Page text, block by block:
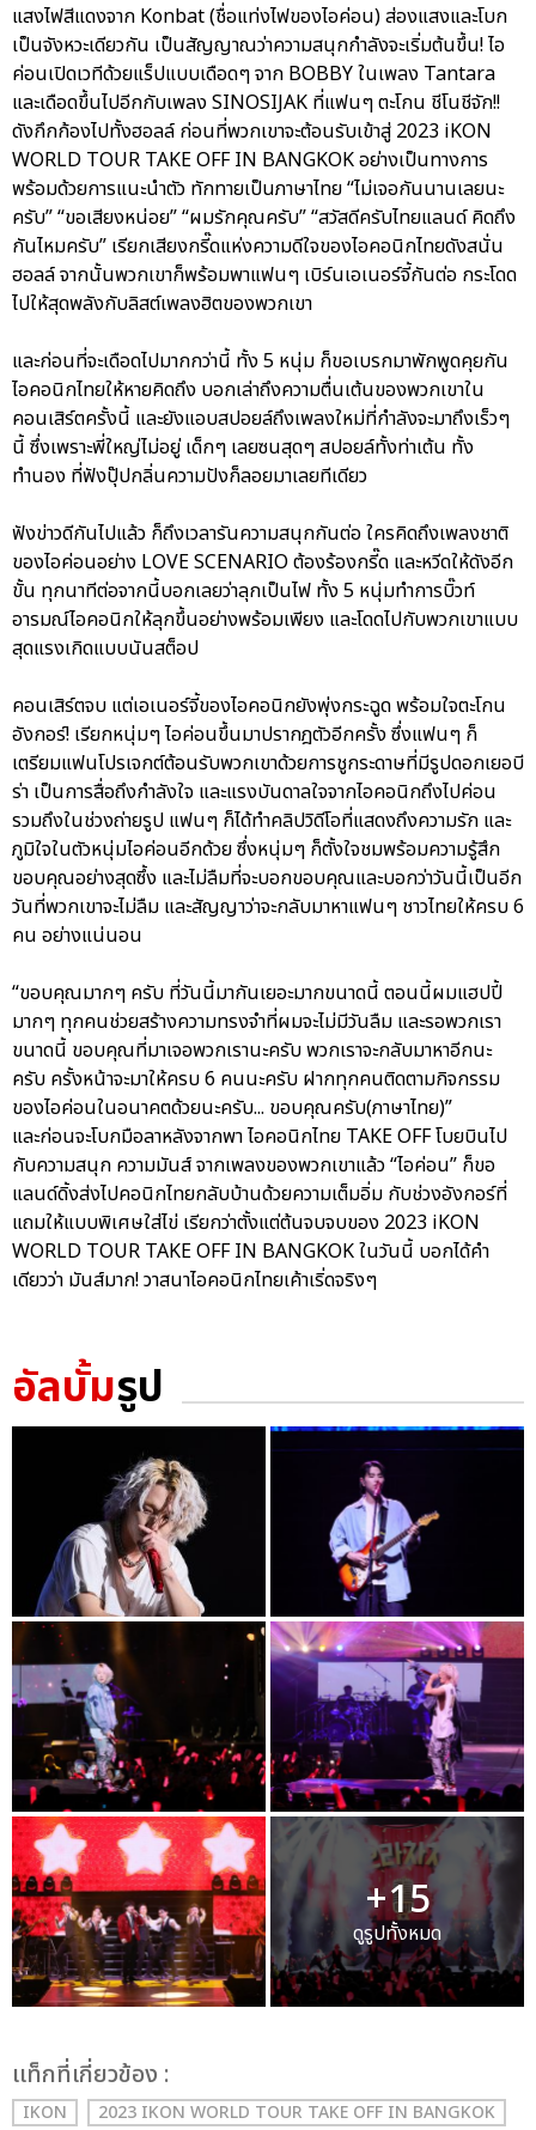
แสงไฟสีแดงจาก Konbat (ชื่อแท่งไฟของไอค่อน) ส่องแสงและโบก
เป็นจังหวะเดียวกัน เป็นสัญญาณว่าความสนุกกำลังจะเริ่มต้นขึ้น! ไอ
ค่อนเปิดเวทีด้วยแร็ปแบบเดือดๆ จาก BOBBY ในเพลง Tantara
และเดือดขึ้นไปอีกกับเพลง SINOSIJAK ที่แฟนๆ ตะโกน ชีโนชีจัก!!
ดังกึกก้องไปทั้งฮอลล์ ก่อนที่พวกเขาจะต้อนรับเข้าสู่ 2023 iKON
WORLD TOUR TAKE OFF IN BANGKOK อย่างเป็นทางการ
พร้อมด้วยการแนะนำตัว ทักทายเป็นภาษาไทย “ไม่เจอกันนานเลยนะ
ครับ” “ขอเสียงหน่อย” “ผมรักคุณครับ” “สวัสดีครับไทยแลนด์ คิดถึง
กันไหมครับ” เรียกเสียงกรี๊ดแห่งความดีใจของไอคอนิกไทยดังสนั่น
ฮอลล์ จากนั้นพวกเขาก็พร้อมพาแฟนๆ เบิร์นเอเนอร์จี้กันต่อ กระโดด
ไปให้สุดพลังกับลิสต์เพลงฮิตของพวกเขา
และก่อนที่จะเดือดไปมากกว่านี้ ทั้ง 5 หนุ่ม ก็ขอเบรกมาพักพูดคุยกัน
ไอคอนิกไทยให้หายคิดถึง บอกเล่าถึงความตื่นเต้นของพวกเขาใน
คอนเสิร์ตครั้งนี้ และยังแอบสปอยล์ถึงเพลงใหม่ที่กำลังจะมาถึงเร็วๆ
นี้ ซึ่งเพราะพี่ใหญ่ไม่อยู่ เด็กๆ เลยซนสุดๆ สปอยล์ทั้งท่าเต้น ทั้ง
ทำนอง ที่ฟังปุ๊ปกลิ่นความปังก็ลอยมาเลยทีเดียว
ฟังข่าวดีกันไปแล้ว ก็ถึงเวลารันความสนุกกันต่อ ใครคิดถึงเพลงชาติ
ของไอค่อนอย่าง LOVE SCENARIO ต้องร้องกรี๊ด และหวีดให้ดังอีก
ขั้น ทุกนาทีต่อจากนี้บอกเลยว่าลุกเป็นไฟ ทั้ง 5 หนุ่มทำการบิ๊วท์
อารมณ์ไอคอนิกให้ลุกขึ้นอย่างพร้อมเพียง และโดดไปกับพวกเขาแบบ
สุดแรงเกิดแบบนันสต็อป
คอนเสิร์ตจบ แต่เอเนอร์จี้ของไอคอนิกยังพุ่งกระฉูด พร้อมใจตะโกน
อังกอร์! เรียกหนุ่มๆ ไอค่อนขึ้นมาปรากฎตัวอีกครั้ง ซึ่งแฟนๆ ก็
เตรียมแฟนโปรเจกต์ต้อนรับพวกเขาด้วยการชูกระดาษที่มีรูปดอกเยอบี
ร่า เป็นการสื่อถึงกำลังใจ และแรงบันดาลใจจากไอคอนิกถึงไปค่อน
รวมถึงในช่วงถ่ายรูป แฟนๆ ก็ได้ทำคลิปวิดีโอที่แสดงถึงความรัก และ
ภูมิใจในตัวหนุ่มไอค่อนอีกด้วย ซึ่งหนุ่มๆ ก็ตั้งใจชมพร้อมความรู้สึก
ขอบคุณอย่างสุดซึ้ง และไม่ลืมที่จะบอกขอบคุณและบอกว่าวันนี้เป็นอีก
วันที่พวกเขาจะไม่ลืม และสัญญาว่าจะกลับมาหาแฟนๆ ชาวไทยให้ครบ 6
คน อย่างแน่นอน
“ขอบคุณมากๆ ครับ ที่วันนี้มากันเยอะมากขนาดนี้ ตอนนี้ผมแฮปปี้
มากๆ ทุกคนช่วยสร้างความทรงจำที่ผมจะไม่มีวันลืม และรอพวกเรา
ขนาดนี้ ขอบคุณที่มาเจอพวกเรานะครับ พวกเราจะกลับมาหาอีกนะ
ครับ ครั้งหน้าจะมาให้ครบ 6 คนนะครับ ฝากทุกคนติดตามกิจกรรม
ของไอค่อนในอนาคตด้วยนะครับ... ขอบคุณครับ(ภาษาไทย)”
และก่อนจะโบกมือลาหลังจากพา ไอคอนิกไทย TAKE OFF โบยบินไป
กับความสนุก ความมันส์ จากเพลงของพวกเขาแล้ว “ไอค่อน” ก็ขอ
แลนด์ดิ้งส่งไปคอนิกไทยกลับบ้านด้วยความเต็มอิ่ม กับช่วงอังกอร์ที่
แถมให้แบบพิเศษใส่ไข่ เรียกว่าตั้งแต่ต้นจบจบของ 2023 iKON
WORLD TOUR TAKE OFF IN BANGKOK ในวันนี้ บอกได้คำ
เดียวว่า มันส์มาก! วาสนาไอคอนิกไทยเค้าเริ่ดจริงๆ
อัลบั้มรูป
+15
ดูรูปทั้งหมด
เเท็กที่เกี่ยวข้อง :
IKON 2023 IKON WORLD TOUR TAKE OFF IN BANGKOK